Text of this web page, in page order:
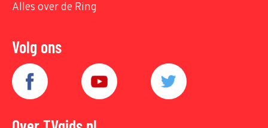
Alles over de Ring
Volg ons